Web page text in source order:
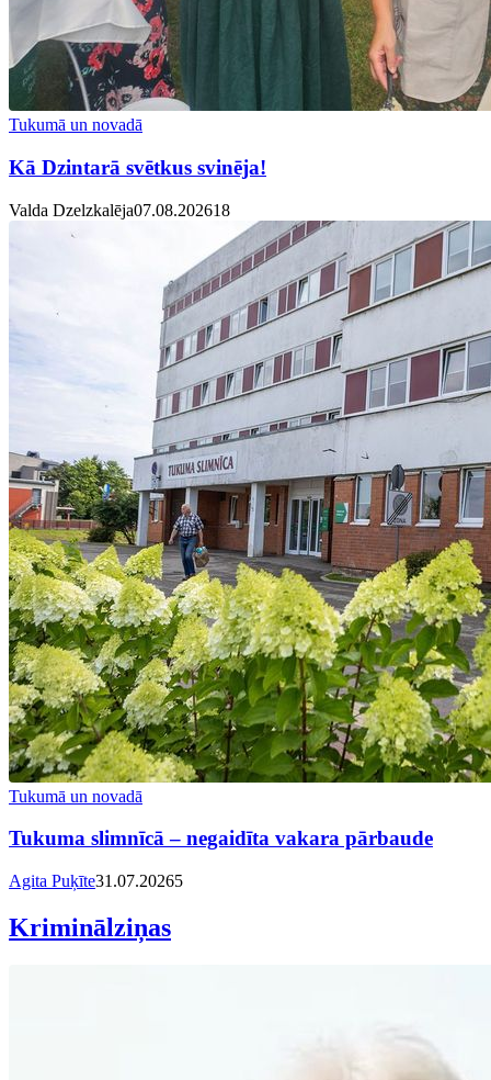
Tukumā un novadā
Kā Dzintarā svētkus svinēja!
Valda Dzelzkalēja07.08.202618
Tukumā un novadā
Tukuma slimnīcā – negaidīta vakara pārbaude
Agita Puķīte31.07.20265
Kriminālziņas